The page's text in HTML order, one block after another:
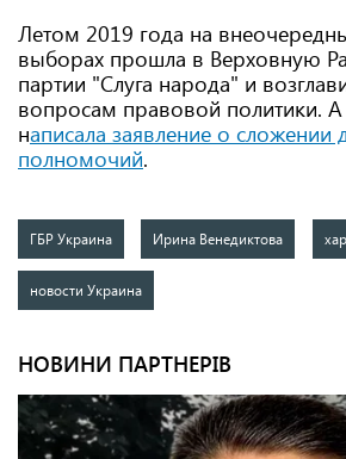
Летом 2019 года на
выборах прошла в Верховную
партии "Слуга народа" и
вопросам правовой политики.
написала заявление о сложении
полномочий.
ГБР Украина Ирина Венедиктова
новости Украина